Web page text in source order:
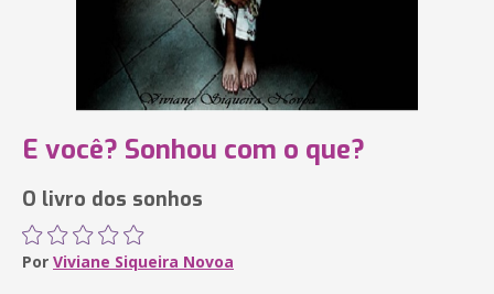
E você? Sonhou com o que?
O livro dos sonhos
Por Viviane Siqueira Novoa